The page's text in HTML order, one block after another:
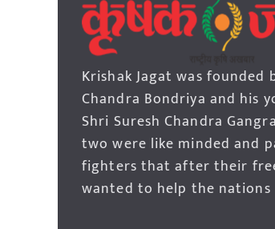
Krishak Jagat was founded
Chandra Bondriya and his
Shri Suresh Chandra
two were like minded and
fighters that after their
wanted to help the nations